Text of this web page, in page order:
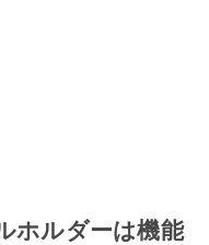
ホルダーは機能